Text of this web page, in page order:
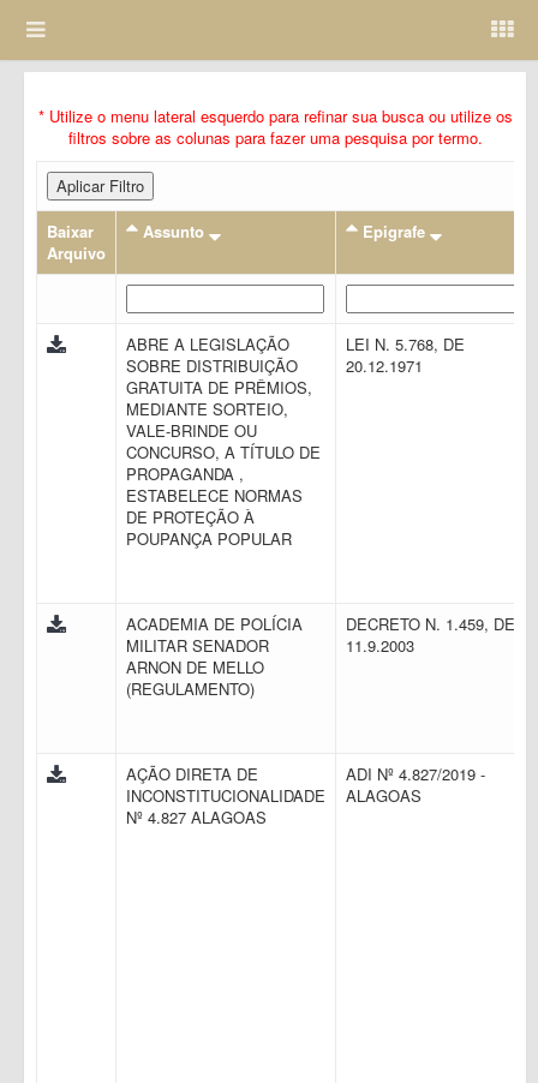
* Utilize o menu lateral esquerdo para refinar sua busca ou utilize os
filtros sobre as colunas para fazer uma pesquisa por termo.
Aplicar Filtro
Baixar
Arquivo
Assunto Epigrafe
ABRE A LEGISLAÇÃO
SOBRE DISTRIBUIÇÃO
GRATUITA DE PRÊMIOS,
MEDIANTE SORTEIO,
VALE-BRINDE OU
CONCURSO, A TÍTULO DE
PROPAGANDA ,
ESTABELECE NORMAS
DE PROTEÇÃO À
POUPANÇA POPULAR
LEI N. 5.768, DE
20.12.1971
ACADEMIA DE POLÍCIA
MILITAR SENADOR
ARNON DE MELLO
(REGULAMENTO)
DECRETO N. 1.459, DE
11.9.2003
AÇÃO DIRETA DE
INCONSTITUCIONALIDADE
Nº 4.827 ALAGOAS
ADI Nº 4.827/2019 -
ALAGOAS